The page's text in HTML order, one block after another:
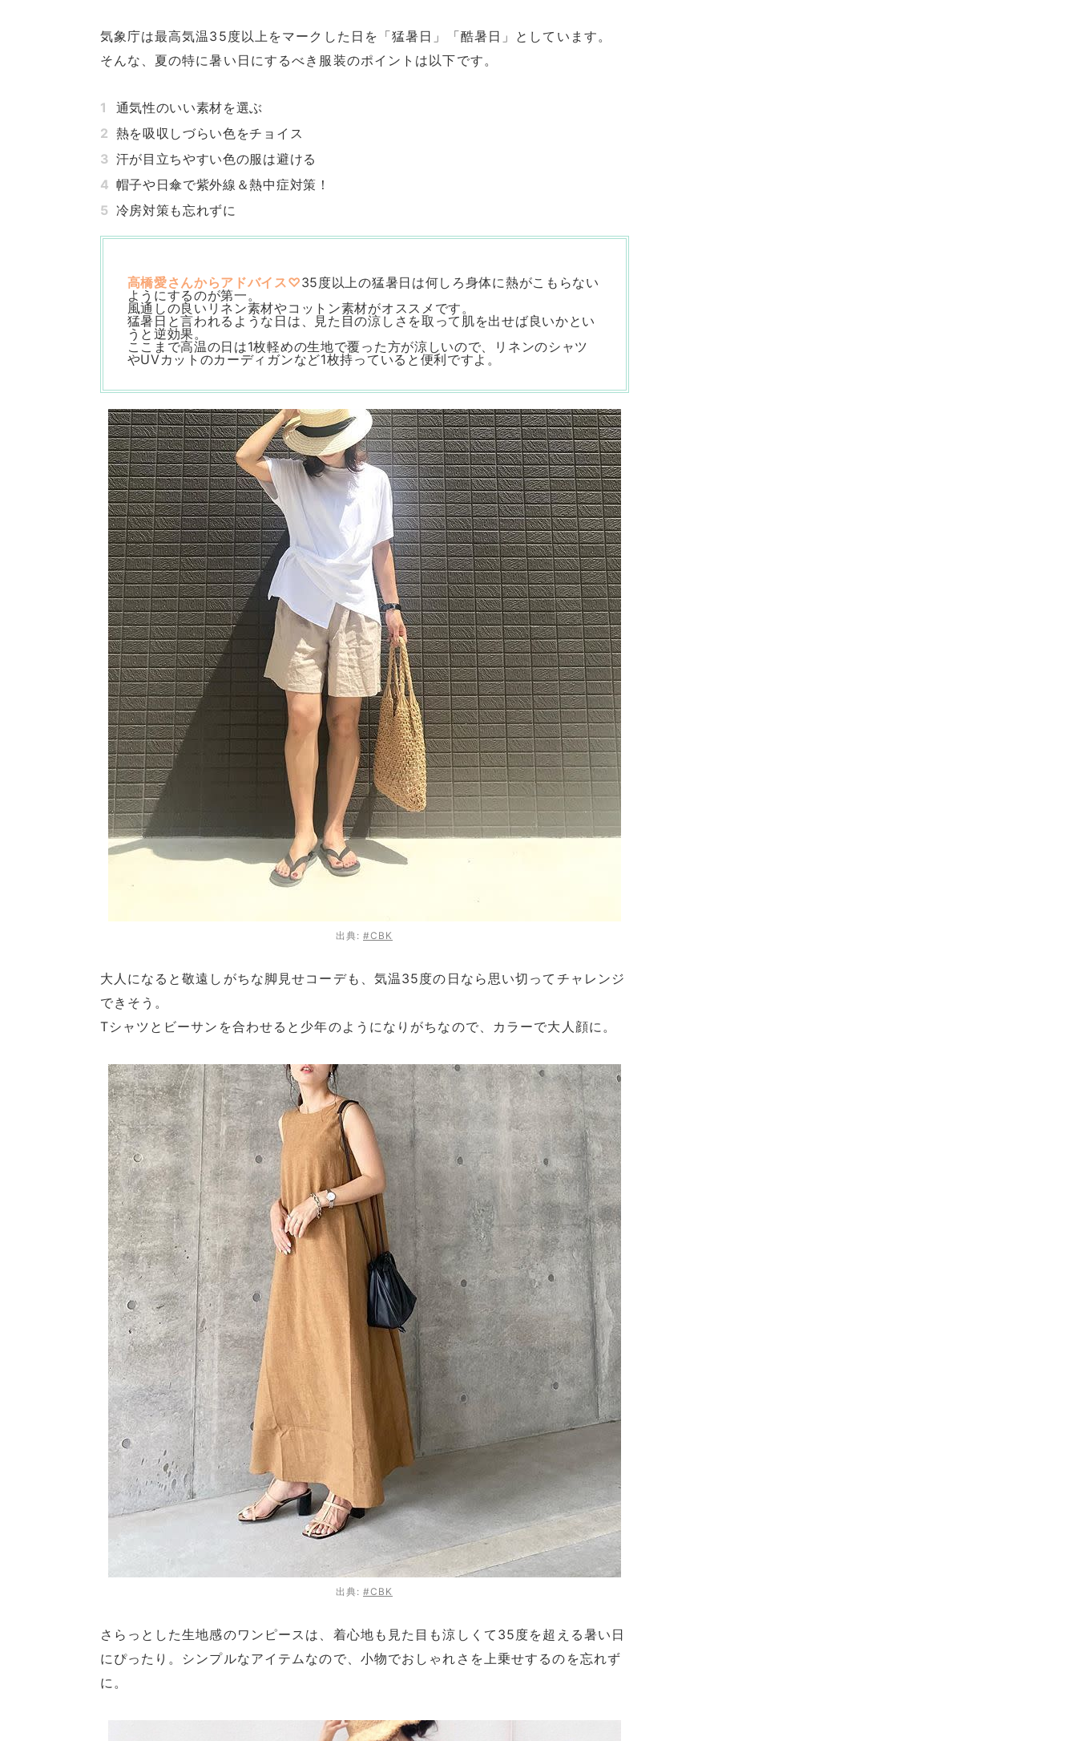
気象庁は最高気温35度以上をマークした日を「猛暑日」「酷暑日」としています。
そんな、夏の特に暑い日にするべき服装のポイントは以下です。
通気性のいい素材を選ぶ
熱を吸収しづらい色をチョイス
汗が目立ちやすい色の服は避ける
帽子や日傘で紫外線＆熱中症対策！
冷房対策も忘れずに
高橋愛さんからアドバイス♡35度以上の猛暑日は何しろ身体に熱がこもらない
ようにするのが第一。
風通しの良いリネン素材やコットン素材がオススメです。
猛暑日と言われるような日は、見た目の涼しさを取って肌を出せば良いかとい
うと逆効果。
ここまで高温の日は1枚軽めの生地で覆った方が涼しいので、リネンのシャツ
やUVカットのカーディガンなど1枚持っていると便利ですよ。
出典: #CBK
大人になると敬遠しがちな脚見せコーデも、気温35度の日なら思い切ってチャレンジ
できそう。
Tシャツとビーサンを合わせると少年のようになりがちなので、カラーで大人顔に。
出典: #CBK
さらっとした生地感のワンピースは、着心地も見た目も涼しくて35度を超える暑い日
にぴったり。シンプルなアイテムなので、小物でおしゃれさを上乗せするのを忘れず
に。